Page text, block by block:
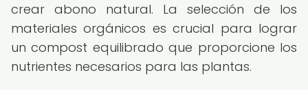
crear abono natural. La selección de los
materiales orgánicos es crucial para lograr
un compost equilibrado que proporcione los
nutrientes necesarios para las plantas.